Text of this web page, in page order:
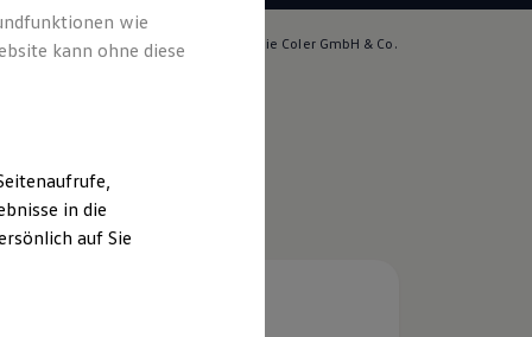
für die Inhalte auf dieser Seite ist die Coler GmbH & Co.
wie
kann ohne diese
in die
auf Sie